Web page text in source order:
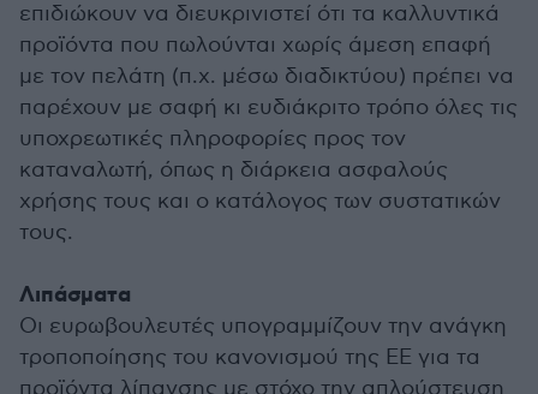
επιδιώκουν να διευκρινιστεί ότι τα καλλυντικά
προϊόντα που πωλούνται χωρίς άμεση επαφή
με τον πελάτη (π.χ. μέσω διαδικτύου) πρέπει να
παρέχουν με σαφή κι ευδιάκριτο τρόπο όλες τις
υποχρεωτικές πληροφορίες προς τον
καταναλωτή, όπως η διάρκεια ασφαλούς
χρήσης τους και ο κατάλογος των συστατικών
τους.
Λιπάσματα
Οι ευρωβουλευτές υπογραμμίζουν την ανάγκη
τροποποίησης του κανονισμού της ΕΕ για τα
προϊόντα λίπανσης με στόχο την απλούστευση